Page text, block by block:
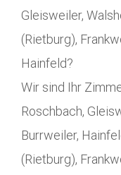
Gleisweiler,
(Rietburg),
Hainfeld?
Wir sind Ihr
Roschbach,
Burrweiler,
(Rietburg),